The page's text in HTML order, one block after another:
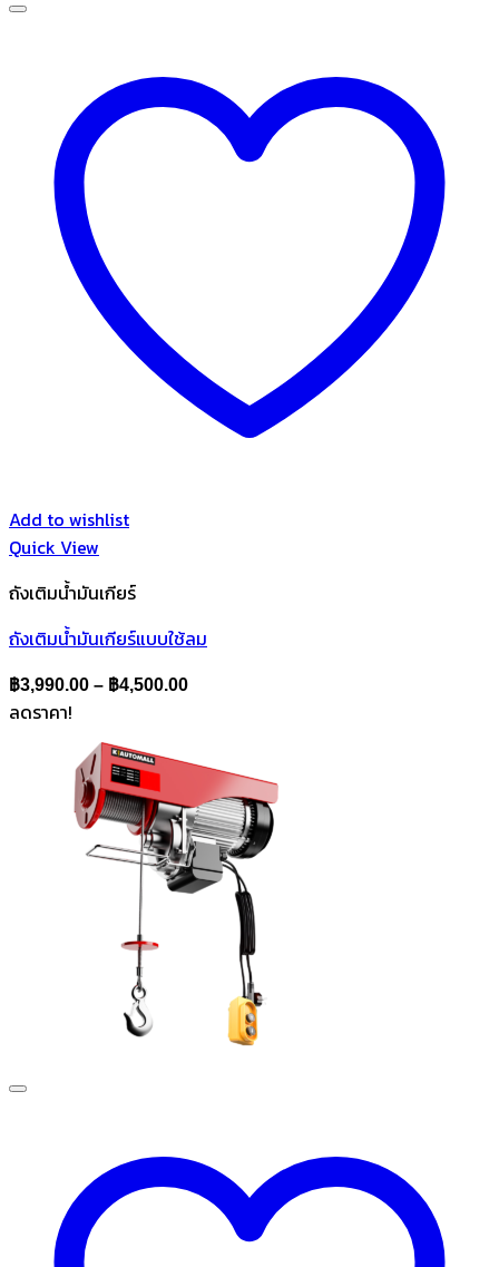
Add to wishlist
Quick View
ถังเติมน้ำมันเกียร์
ถังเติมน้ำมันเกียร์แบบใช้ลม
฿3,990.00 – ฿4,500.00Price
through
฿4,500.00
ลดราคา!